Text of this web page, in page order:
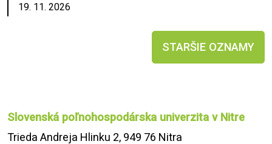
19. 11. 2026
STARŠIE OZNAMY
Slovenská poľnohospodárska univerzita v Nitre
Trieda Andreja Hlinku 2, 949 76 Nitra